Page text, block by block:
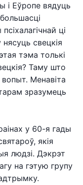
і Еўропе вядуць
ці
свецкія
тэма толькі
Таму што
Менавіта
зразумець
у 60-я гады
якія
людзі. Дэкрэт
на гэтую групу